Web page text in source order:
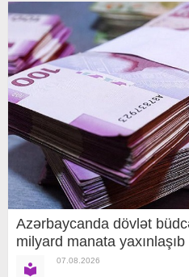
Azərbaycanda dövlət
milyard manata yaxınlaşıb
07.08.2026